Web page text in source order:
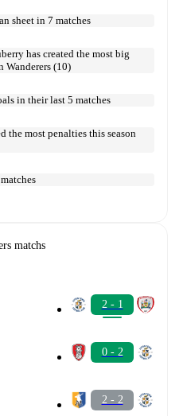
sheet in 7 matches
has created the most big
Wanderers (10)
in their last 5 matches
the most penalties this season
matchs
2 - 1
0 - 2
2 - 2